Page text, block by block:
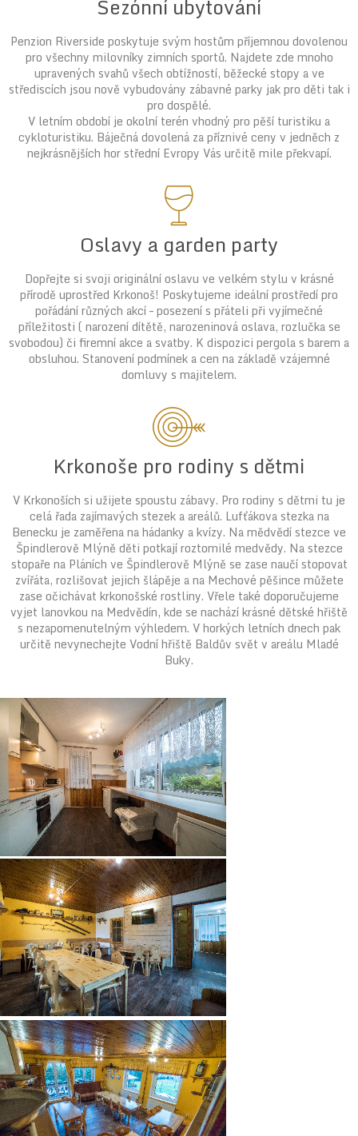
Sezónní ubytování
Penzion Riverside poskytuje svým hostům příjemnou dovolenou
pro všechny milovníky zimních sportů. Najdete zde mnoho
upravených svahů všech obtížností, běžecké stopy a ve
střediscích jsou nově vybudovány zábavné parky jak pro děti tak i
pro dospělé.
V letním období je okolní terén vhodný pro pěší turistiku a
cykloturistiku. Báječná dovolená za příznivé ceny v jedněch z
nejkrásnějších hor střední Evropy Vás určitě mile překvapí.
Oslavy a garden party
Dopřejte si svoji originální oslavu ve velkém stylu v krásné
přírodě uprostřed Krkonoš! Poskytujeme ideální prostředí pro
pořádání různých akcí – posezení s přáteli při vyjímečné
příležitosti ( narození dítětě, narozeninová oslava, rozlučka se
svobodou) či firemní akce a svatby. K dispozici pergola s barem a
obsluhou. Stanovení podmínek a cen na základě vzájemné
domluvy s majitelem.
Krkonoše pro rodiny s dětmi
V Krkonoších si užijete spoustu zábavy. Pro rodiny s dětmi tu je
celá řada zajímavých stezek a areálů. Lufťákova stezka na
Benecku je zaměřena na hádanky a kvízy. Na mědvědí stezce ve
Špindlerově Mlýně děti potkají roztomilé medvědy. Na stezce
stopaře na Pláních ve Špindlerově Mlýně se zase naučí stopovat
zvířáta, rozlišovat jejich šlápěje a na Mechové pěšince můžete
zase očichávat krkonošské rostliny. Vřele také doporučujeme
vyjet lanovkou na Medvědín, kde se nachází krásné dětské hřiště
s nezapomenutelným výhledem. V horkých letních dnech pak
určitě nevynechejte Vodní hřiště Baldův svět v areálu Mladé
Buky.